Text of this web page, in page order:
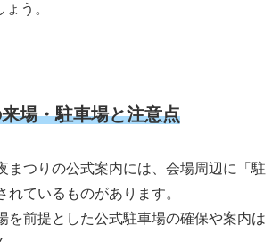
う。
場・駐車場と注意点
まつりの公式案内には、会場周辺に「駐
れているものがあります。
を前提とした公式駐車場の確保や案内は